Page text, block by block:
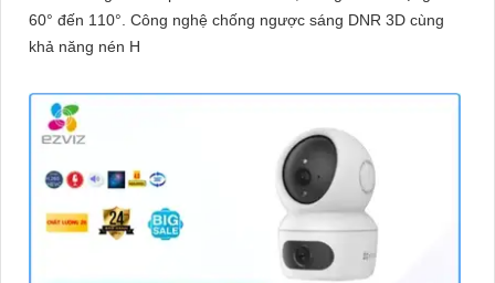
60° đến 110°. Công nghệ chống ngược sáng DNR 3D cùng
khả năng nén H